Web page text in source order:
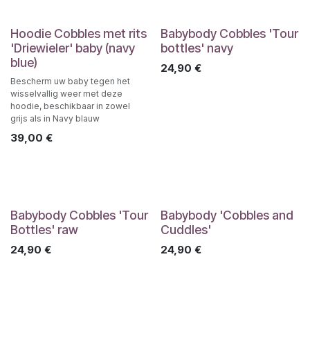
Hoodie Cobbles met rits
'Driewieler' baby (navy
blue)
Bescherm uw baby tegen het
wisselvallig weer met deze
hoodie, beschikbaar in zowel
grijs als in Navy blauw
39,00 €
Babybody Cobbles 'Tour
bottles' navy
24,90 €
Babybody Cobbles 'Tour
Bottles' raw
24,90 €
Babybody 'Cobbles and
Cuddles'
24,90 €